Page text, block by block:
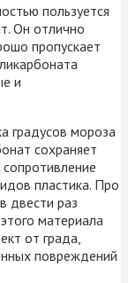
пользуется
Он отлично
пропускает
и
градусов мороза
сохраняет
пластика. Про
двести раз
материала
от града,
повреждений